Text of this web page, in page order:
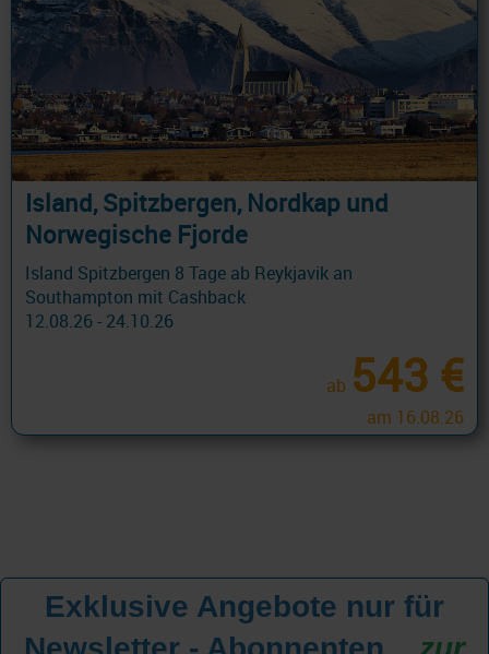
Island, Spitzbergen, Nordkap und
Norwegische Fjorde
Island Spitzbergen 8 Tage ab Reykjavik an
Southampton mit Cashback
12.08.26 - 24.10.26
ab 543 €
am 16.08.26
Exklusive Angebote nur für